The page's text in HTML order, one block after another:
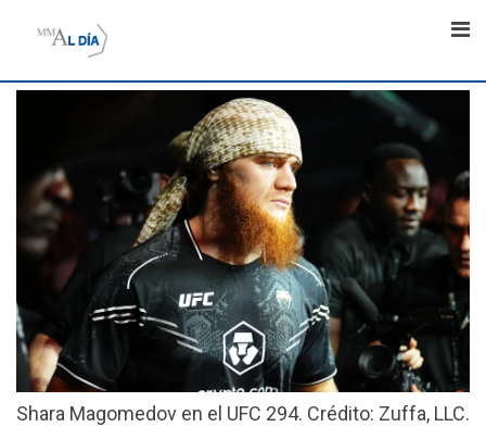
Shara Magomedov en el UFC 294. Crédito: Zuffa, LLC.